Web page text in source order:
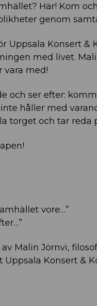
Här! Kom
genom
Uppsala Konsert &
med livet.
vara med!
och ser efter:
håller med
torget och tar reda
vore…”
Malin Jörnvi,
Konsert &